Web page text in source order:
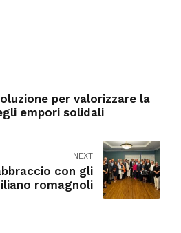
per valorizzare la
empori solidali
NEXT
romagnoli